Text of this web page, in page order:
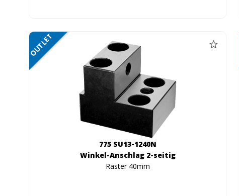
NETTO
OUTLET
775 SU13-1240N
Winkel-Anschlag 2-seitig
Raster 40mm